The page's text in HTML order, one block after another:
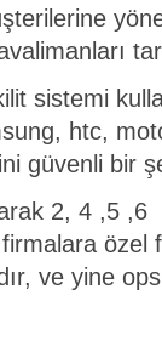
sistemi
htc,
güvenli bir
2, 4 ,5 ,6
özel
ve yine